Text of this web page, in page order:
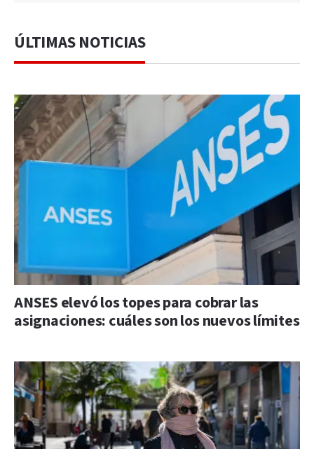
ÚLTIMAS NOTICIAS
ANSES elevó los topes para cobrar las
asignaciones: cuáles son los nuevos límites